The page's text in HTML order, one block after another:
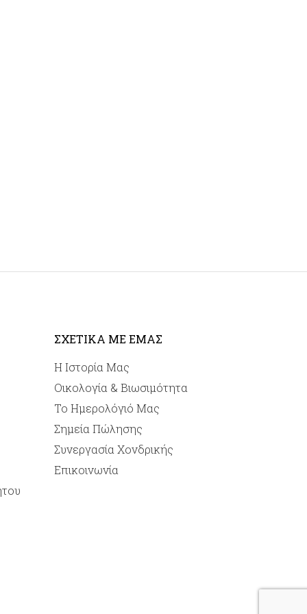
ΣΧΕΤΙΚΑ ΜΕ ΕΜΑΣ
Η Ιστορία Μας
Οικολογία & Βιωσιμότητα
Το Ημερολόγιό Μας
Σημεία Πώλησης
Συνεργασία Χονδρικής
Επικοινωνία